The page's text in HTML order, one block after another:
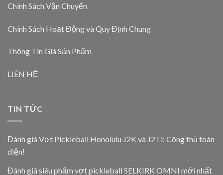
Chính Sách Vận Chuyển
Chính Sách Hoạt Động và Quy Định Chung
Thông Tin Giá Sản Phẩm
LIÊN HỆ
TIN TỨC
Đánh giá Vợt Pickleball Honolulu J2K và J2Ti: Công thủ toàn
diện!
Đánh giá siêu phẩm vợt pickleball SELKIRK OMNI mới nhất